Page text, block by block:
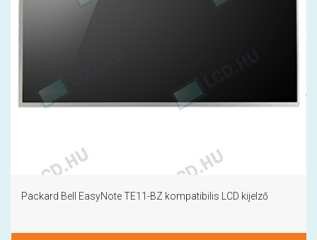
Packard Bell EasyNote TE11-BZ kompatibilis LCD kijelző